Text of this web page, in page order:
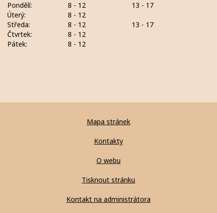
Pondělí:
8 - 12
13 - 17
Úterý:
8 - 12
Středa:
8 - 12
13 - 17
Čtvrtek:
8 - 12
Pátek:
8 - 12
Mapa stránek
Kontakty
O webu
Tisknout stránku
Kontakt na administrátora